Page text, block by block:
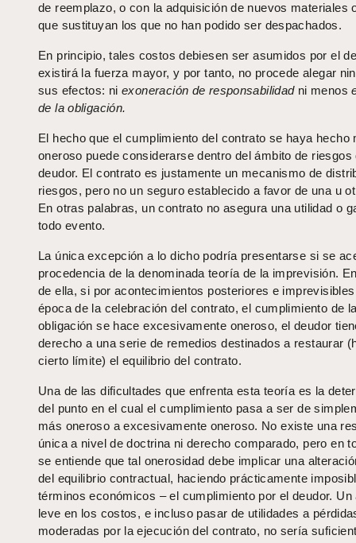
de reemplazo, o con la adquisición de nuevos materiales
que sustituyan los que no han podido ser despachados.
En principio, tales costos debiesen ser asumidos por el
existirá la fuerza mayor, y por tanto, no procede alegar
sus efectos: niexoneración de responsabilidadni menos
de la obligación.
El hecho que el cumplimiento del contrato se haya hecho
oneroso puede considerarse dentro del ámbito de riesgos
deudor. El contrato es justamente un mecanismo de
riesgos, pero no un seguro establecido a favor de una u
En otras palabras, un contrato no asegura una utilidad o
todo evento.
La única excepción a lo dicho podría presentarse si se
procedencia de la denominada teoría de la imprevisión.
de ella, si por acontecimientos posteriores e
época de la celebración del contrato, el cumplimiento de
obligación se hace excesivamente oneroso, el deudor
derecho a una serie de remedios destinados a restaurar
cierto límite) el equilibrio del contrato.
Una de las dificultades que enfrenta esta teoría es la
del punto en el cual el cumplimiento pasa a ser de
más oneroso a excesivamente oneroso. No existe una
única a nivel de doctrina ni derecho comparado, pero en
se entiende que tal onerosidad debe implicar una
del equilibrio contractual, haciendo prácticamente
términos económicos – el cumplimiento por el deudor. Un
leve en los costos, e incluso pasar de utilidades a
moderadas por la ejecución del contrato, no sería